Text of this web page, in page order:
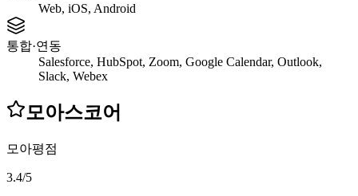
Web, iOS, Android
통합·연동
Salesforce, HubSpot, Zoom, Google Calendar, Outlook,
Slack, Webex
모아스코어
모아평점
3.4/5